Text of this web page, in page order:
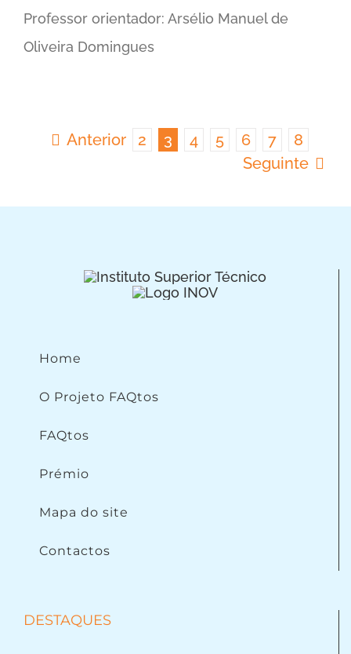
Professor orientador: Arsélio Manuel de
Oliveira Domingues
Anterior 2 3 4 5 6 7
8
Seguinte
Home
O Projeto FAQtos
FAQtos
Prémio
Mapa do site
Contactos
DESTAQUES